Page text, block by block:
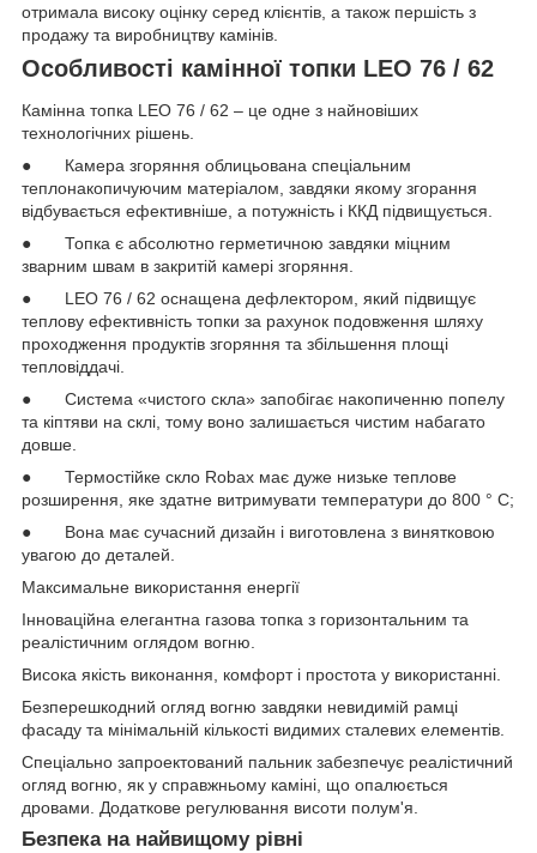
отримала високу оцінку серед клієнтів, а також першість з
продажу та виробництву камінів.
Особливості камінної топки LEO 76 / 62
Камінна топка LEO 76 / 62 – це одне з найновіших
технологічних рішень.
● Камера згоряння облицьована спеціальним
теплонакопичуючим матеріалом, завдяки якому згорання
відбувається ефективніше, а потужність і ККД підвищується.
● Топка є абсолютно герметичною завдяки міцним
зварним швам в закритій камері згоряння.
● LEO 76 / 62 оснащена дефлектором, який підвищує
теплову ефективність топки за рахунок подовження шляху
проходження продуктів згоряння та збільшення площі
тепловіддачі.
● Система «чистого скла» запобігає накопиченню попелу
та кіптяви на склі, тому воно залишається чистим набагато
довше.
● Термостійке скло Robax має дуже низьке теплове
розширення, яке здатне витримувати температури до 800 ° C;
● Вона має сучасний дизайн і виготовлена з винятковою
увагою до деталей.
Максимальне використання енергії
Інноваційна елегантна газова топка з горизонтальним та
реалістичним оглядом вогню.
Висока якість виконання, комфорт і простота у використанні.
Безперешкодний огляд вогню завдяки невидимій рамці
фасаду та мінімальній кількості видимих сталевих елементів.
Спеціально запроектований пальник забезпечує реалістичний
огляд вогню, як у справжньому каміні, що опалюється
дровами. Додаткове регулювання висоти полум'я.
Безпека на найвищому рівні